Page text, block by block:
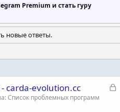
Premium и стать гуру
новые ответы.
З
carda-evolution.cc
Список проблемных программ